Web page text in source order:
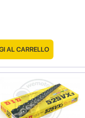
AL CARRELLO